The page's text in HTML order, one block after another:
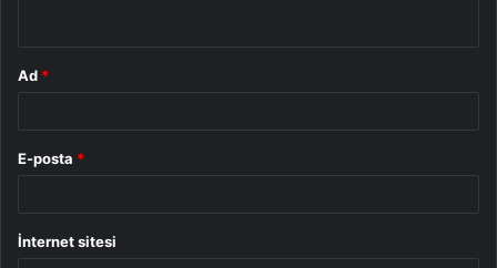
Ad *
E-posta *
İnternet sitesi